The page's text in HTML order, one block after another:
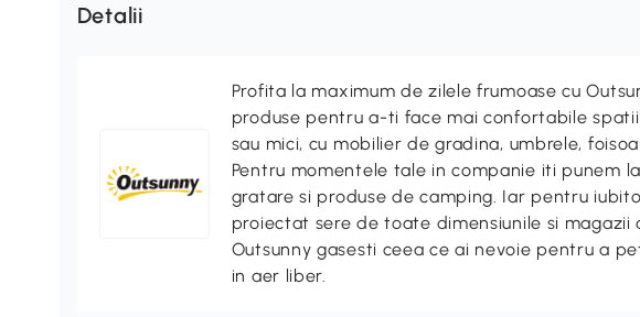
Detalii
Profita la maximum de zilele frumoase cu
produse pentru a-ti face mai confortabile
sau mici, cu mobilier de gradina, umbrele,
Pentru momentele tale in companie iti punem
gratare si produse de camping. Iar pentru
proiectat sere de toate dimensiunile si magazii
Outsunny gasesti ceea ce ai nevoie pentru a
in aer liber.